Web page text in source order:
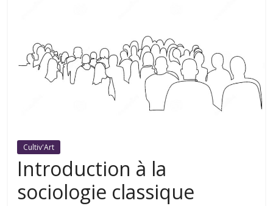
Cultiv'Art
Introduction à la
sociologie classique